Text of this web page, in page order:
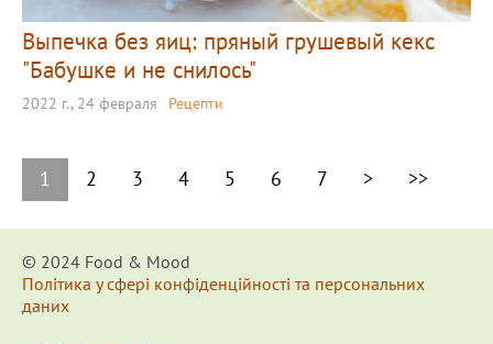
Выпечка без яиц: пряный грушевый кекс
"Бабушке и не снилось"
2022 г., 24 февраля Рецепти
1 2 3 4 5 6 7 > >>
© 2024 Food & Мood
Політика у сфері конфіденційності та персональних
даних